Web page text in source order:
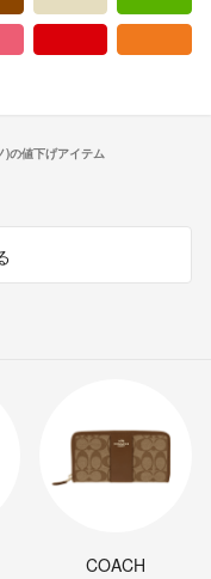
ー
)の値下げアイテム
COACH